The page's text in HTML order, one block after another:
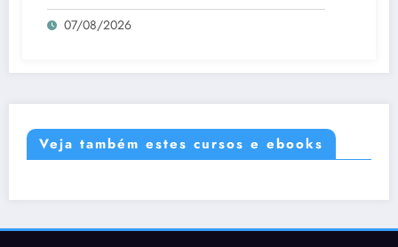
07/08/2026
Veja também estes cursos e ebooks